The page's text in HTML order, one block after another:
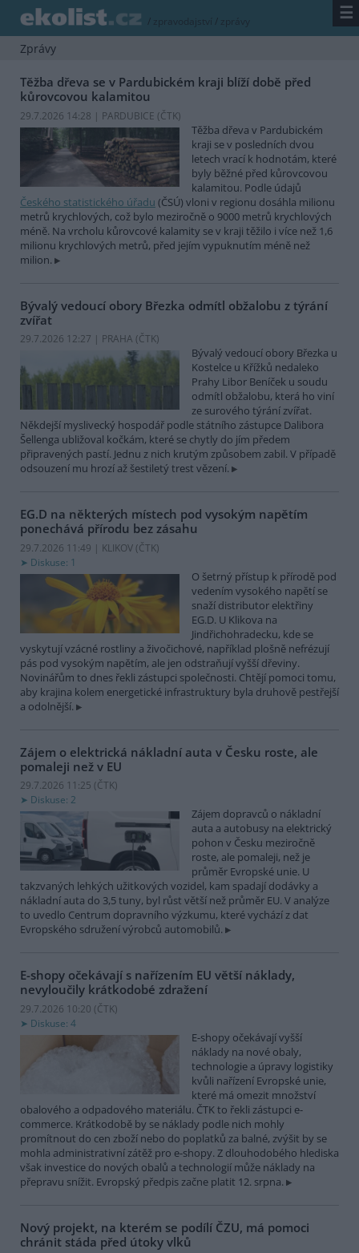
/ zpravodajství / zprávy ☰
Zprávy
Těžba dřeva se v Pardubickém kraji blíží době před
kůrovcovou kalamitou
29.7.2026 14:28 | PARDUBICE (ČTK)
Těžba dřeva v Pardubickém
kraji se v posledních dvou
letech vrací k hodnotám, které
byly běžné před kůrovcovou
kalamitou. Podle údajů
Českého statistického úřadu (ČSÚ) vloni v regionu dosáhla milionu
metrů krychlových, což bylo meziročně o 9000 metrů krychlových
méně. Na vrcholu kůrovcové kalamity se v kraji těžilo i více než 1,6
milionu krychlových metrů, před jejím vypuknutím méně než
milion.
Bývalý vedoucí obory Březka odmítl obžalobu z týrání
zvířat
29.7.2026 12:27 | PRAHA (ČTK)
Bývalý vedoucí obory Březka u
Kostelce u Křížků nedaleko
Prahy Libor Beníček u soudu
odmítl obžalobu, která ho viní
ze surového týrání zvířat.
Někdejší myslivecký hospodář podle státního zástupce Dalibora
Šellenga ubližoval kočkám, které se chytly do jím předem
připravených pastí. Jednu z nich krutým způsobem zabil. V případě
odsouzení mu hrozí až šestiletý trest vězení.
EG.D na některých místech pod vysokým napětím
ponechává přírodu bez zásahu
29.7.2026 11:49 | KLIKOV (ČTK)
Diskuse: 1
O šetrný přístup k přírodě pod
vedením vysokého napětí se
snaží distributor elektřiny
EG.D. U Klikova na
Jindřichohradecku, kde se
vyskytují vzácné rostliny a živočichové, například plošně nefrézují
pás pod vysokým napětím, ale jen odstraňují vyšší dřeviny.
Novinářům to dnes řekli zástupci společnosti. Chtějí pomoci tomu,
aby krajina kolem energetické infrastruktury byla druhově pestřejší
a odolnější.
Zájem o elektrická nákladní auta v Česku roste, ale
pomaleji než v EU
29.7.2026 11:25 (ČTK)
Diskuse: 2
Zájem dopravců o nákladní
auta a autobusy na elektrický
pohon v Česku meziročně
roste, ale pomaleji, než je
průměr Evropské unie. U
takzvaných lehkých užitkových vozidel, kam spadají dodávky a
nákladní auta do 3,5 tuny, byl růst větší než průměr EU. V analýze
to uvedlo Centrum dopravního výzkumu, které vychází z dat
Evropského sdružení výrobců automobilů.
E-shopy očekávají s nařízením EU větší náklady,
nevyloučily krátkodobé zdražení
29.7.2026 10:20 (ČTK)
Diskuse: 4
E-shopy očekávají vyšší
náklady na nové obaly,
technologie a úpravy logistiky
kvůli nařízení Evropské unie,
které má omezit množství
obalového a odpadového materiálu. ČTK to řekli zástupci e-
commerce. Krátkodobě by se náklady podle nich mohly
promítnout do cen zboží nebo do poplatků za balné, zvýšit by se
mohla administrativní zátěž pro e-shopy. Z dlouhodobého hlediska
však investice do nových obalů a technologií může náklady na
přepravu snížit. Evropský předpis začne platit 12. srpna.
Nový projekt, na kterém se podílí ČZU, má pomoci
chránit stáda před útoky vlků